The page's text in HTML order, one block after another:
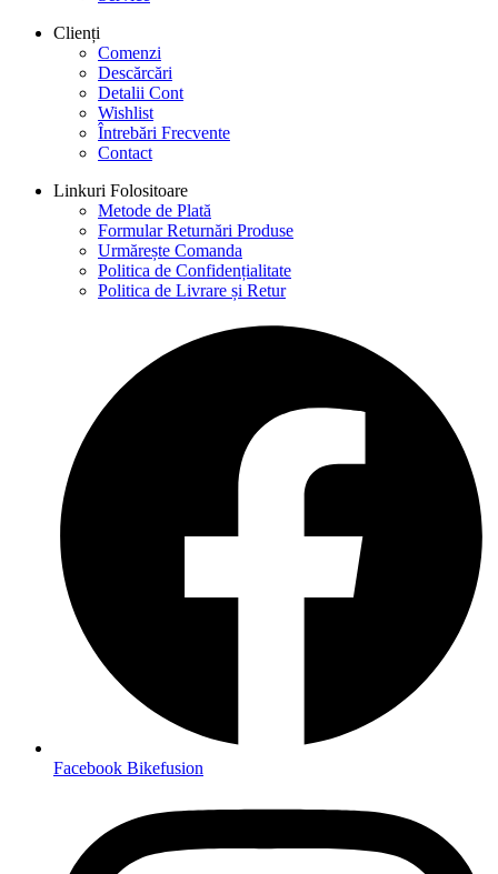
Clienți
Comenzi
Descărcări
Detalii Cont
Wishlist
Întrebări Frecvente
Contact
Linkuri Folositoare
Metode de Plată
Formular Returnări Produse
Urmărește Comanda
Politica de Confidențialitate
Politica de Livrare și Retur
Facebook Bikefusion